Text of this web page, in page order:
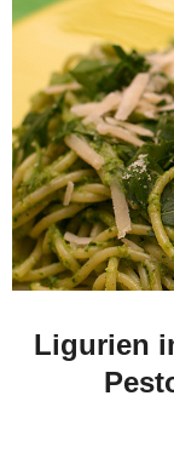
Ligurien